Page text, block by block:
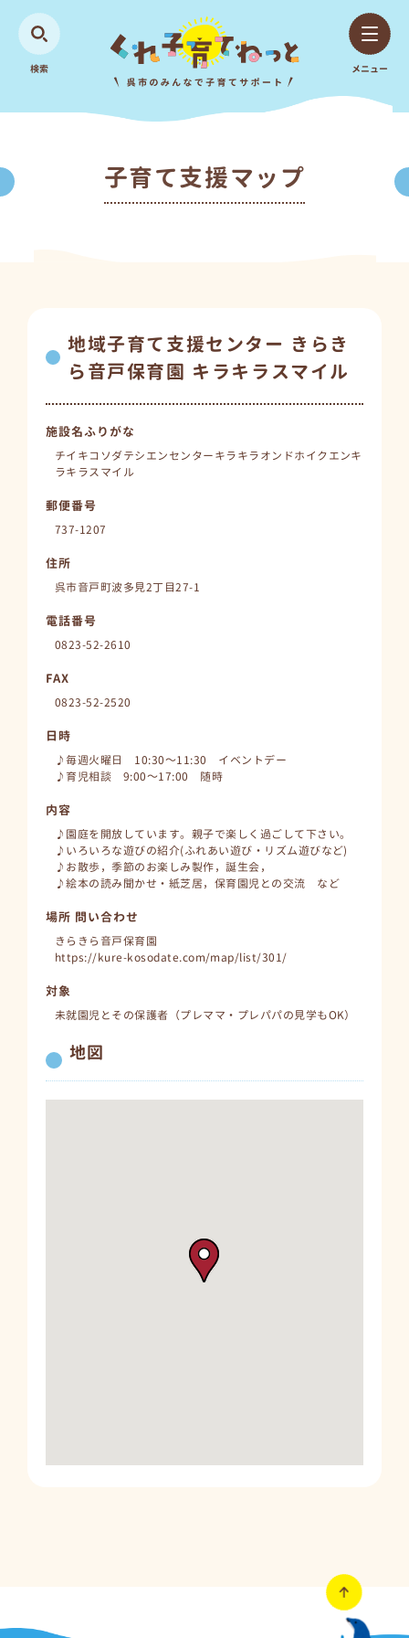
検索 メニュー
子育て支援マップ
地域子育て支援センター きらき
ら音戸保育園 キラキラスマイル
施設名ふりがな
チイキコソダテシエンセンターキラキラオンドホイクエンキ
ラキラスマイル
郵便番号
737-1207
住所
呉市音戸町波多見2丁目27-1
電話番号
0823-52-2610
FAX
0823-52-2520
日時
♪毎週火曜日 10:30～11:30 イベントデー
♪育児相談 9:00～17:00 随時
内容
♪園庭を開放しています。親子で楽しく過ごして下さい。
♪いろいろな遊びの紹介(ふれあい遊び・リズム遊びなど)
♪お散歩，季節のお楽しみ製作，誕生会，
♪絵本の読み聞かせ・紙芝居，保育園児との交流 など
場所 問い合わせ
きらきら音戸保育園
https://kure-kosodate.com/map/list/301/
対象
未就園児とその保護者（プレママ・プレパパの見学もOK）
地図